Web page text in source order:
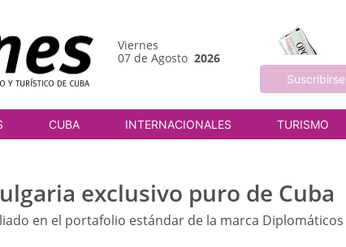
Viernes
07 de Agosto 2026
Suscribirse
CUBA INTERNACIONALES TURISMO
exclusivo puro de Cuba
en el portafolio estándar de la marca Diplomáticos